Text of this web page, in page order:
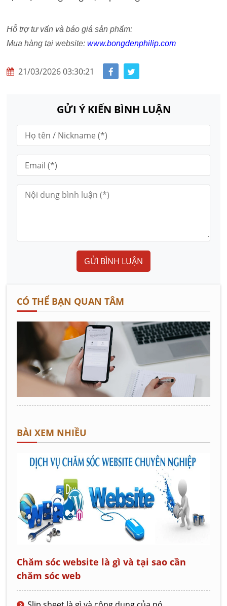
Hỗ trợ tư vấn và báo giá sản phẩm:
Mua hàng tại website:www.bongdenphilip.com
21/03/2026 03:30:21
GỬI Ý KIẾN BÌNH LUẬN
GỬI BÌNH LUẬN
CÓ THỂ BẠN QUAN TÂM
BÀI XEM NHIỀU
Chăm sóc website là gì và tại sao cần
chăm sóc web